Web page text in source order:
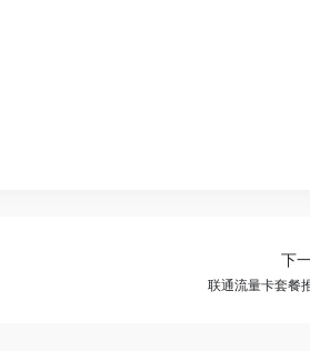
下
联通流量卡套餐